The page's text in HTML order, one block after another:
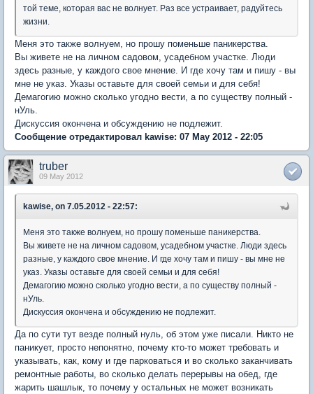
той теме, которая вас не волнует. Раз все устраивает, радуйтесь
жизни.
Меня это также волнуем, но прошу поменьше паникерства.
Вы живете не на личном садовом, усадебном участке. Люди
здесь разные, у каждого свое мнение. И где хочу там и пишу - вы
мне не указ. Указы оставьте для своей семьи и для себя!
Демагогию можно сколько угодно вести, а по существу полный -
нУль.
Дискуссия окончена и обсуждению не подлежит.
Сообщение отредактировал kawise: 07 May 2012 - 22:05
truber
09 May 2012
kawise, on 7.05.2012 - 22:57:
Меня это также волнуем, но прошу поменьше паникерства.
Вы живете не на личном садовом, усадебном участке. Люди здесь
разные, у каждого свое мнение. И где хочу там и пишу - вы мне не
указ. Указы оставьте для своей семьи и для себя!
Демагогию можно сколько угодно вести, а по существу полный -
нУль.
Дискуссия окончена и обсуждению не подлежит.
Да по сути тут везде полный нуль, об этом уже писали. Никто не
паникует, просто непонятно, почему кто-то может требовать и
указывать, как, кому и где парковаться и во сколько заканчивать
ремонтные работы, во сколько делать перерывы на обед, где
жарить шашлык, то почему у остальных не может возникать